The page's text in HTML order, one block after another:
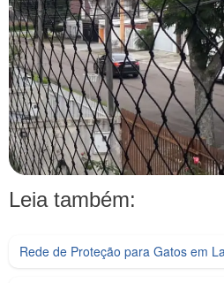
Leia também:
Rede de Proteção para Gatos em